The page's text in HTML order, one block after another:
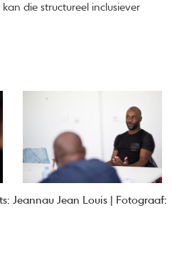
die structureel inclusiever
Jeannau Jean Louis | Fotograaf: